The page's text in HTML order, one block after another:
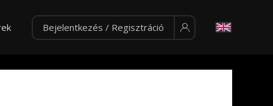
Bejelentkezés / Regisztráció